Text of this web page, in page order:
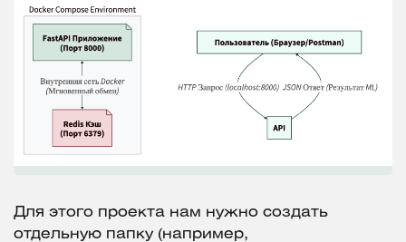
Для этого проекта нам нужно создать
отдельную папку (например,